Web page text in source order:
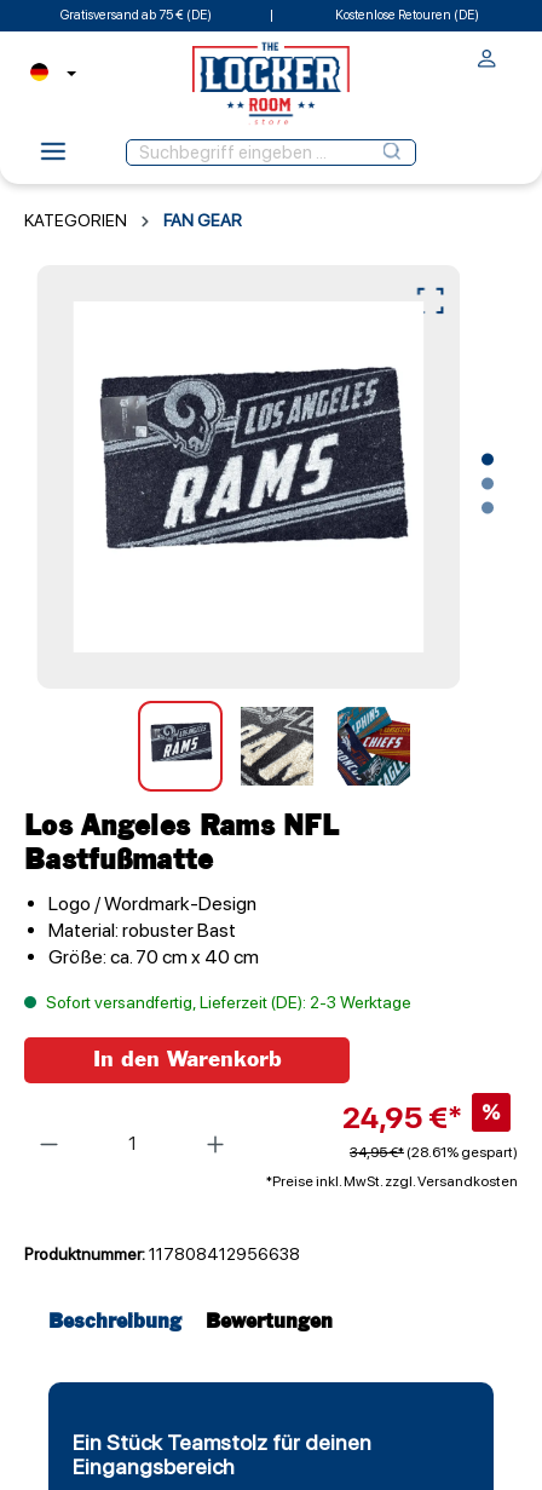
Gratisversand ab 75 € (DE) Kostenlose Retouren (DE)
KATEGORIEN FAN GEAR
Los Angeles Rams NFL
Bastfußmatte
Logo / Wordmark-Design
Material: robuster Bast
Größe: ca. 70 cm x 40 cm
Sofort versandfertig, Lieferzeit (DE): 2-3 Werktage
24,95 €* %
34,95 €* (28.61% gespart)
*Preise inkl. MwSt. zzgl. Versandkosten
In den Warenkorb
Produktnummer:117808412956638
Beschreibung Bewertungen
Ein Stück Teamstolz für deinen
Eingangsbereich